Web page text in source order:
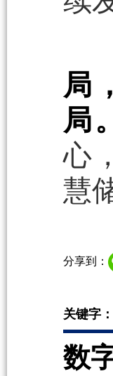
局
局。
心
慧
分享到：
关键字：
数